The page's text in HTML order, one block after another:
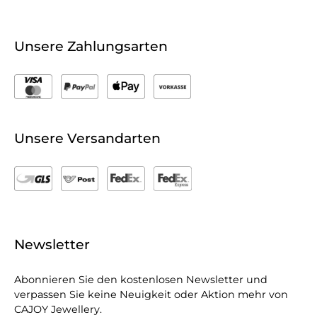
Unsere Zahlungsarten
Unsere Versandarten
Newsletter
Abonnieren Sie den kostenlosen Newsletter und
verpassen Sie keine Neuigkeit oder Aktion mehr von
CAJOY Jewellery.